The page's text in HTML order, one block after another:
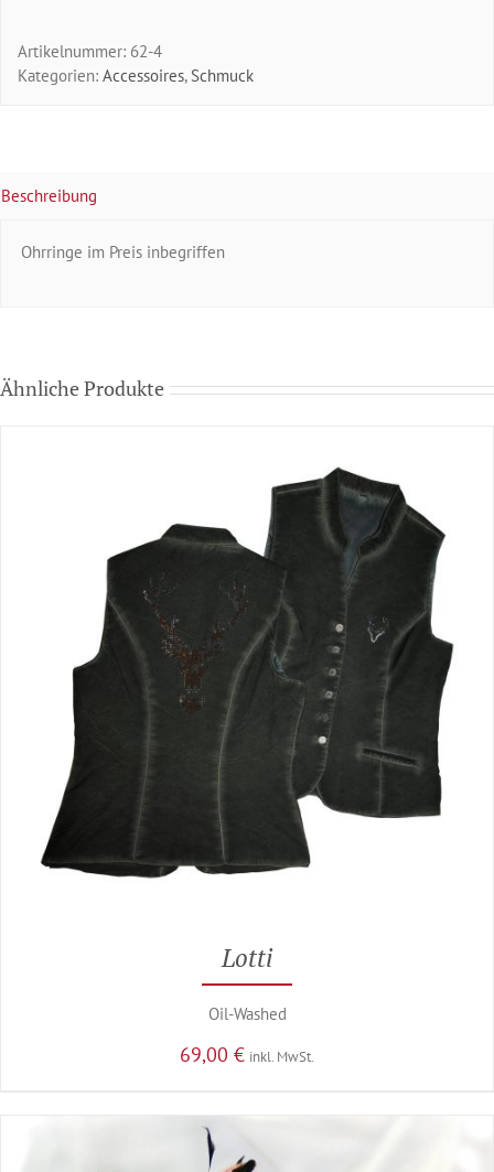
Artikelnummer: 62-4
Kategorien: Accessoires, Schmuck
Beschreibung
Ohrringe im Preis inbegriffen
Ähnliche Produkte
Lotti
Oil-Washed
69,00 € inkl. MwSt.